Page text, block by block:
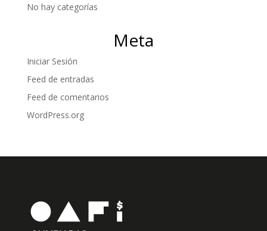
No hay categorías
Meta
Iniciar Sesión
Feed de entradas
Feed de comentarios
WordPress.org